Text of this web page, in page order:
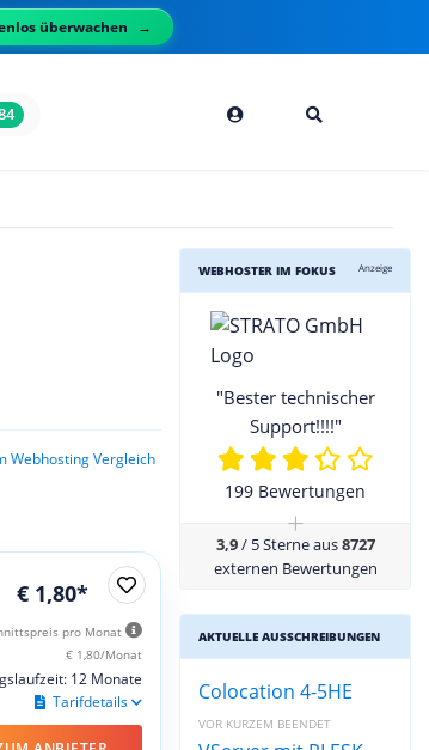
überwachen
Webhosting Vergleich
€ 1,80*
pro Monat
€ 1,80/Monat
12 Monate
Tarifdetails
WEBHOSTER IM FOKUS Anzeige
"Bester technischer
Support!!!!"
199 Bewertungen
+
3,9/ 5 Sterne aus8727
externen Bewertungen
AKTUELLE AUSSCHREIBUNGEN
Colocation 4-5HE
VOR KURZEM BEENDET